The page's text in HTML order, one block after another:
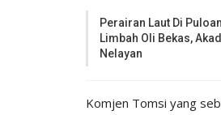
Perairan Laut Di
Limbah Oli Bekas,
Nelayan
Komjen Tomsi yang